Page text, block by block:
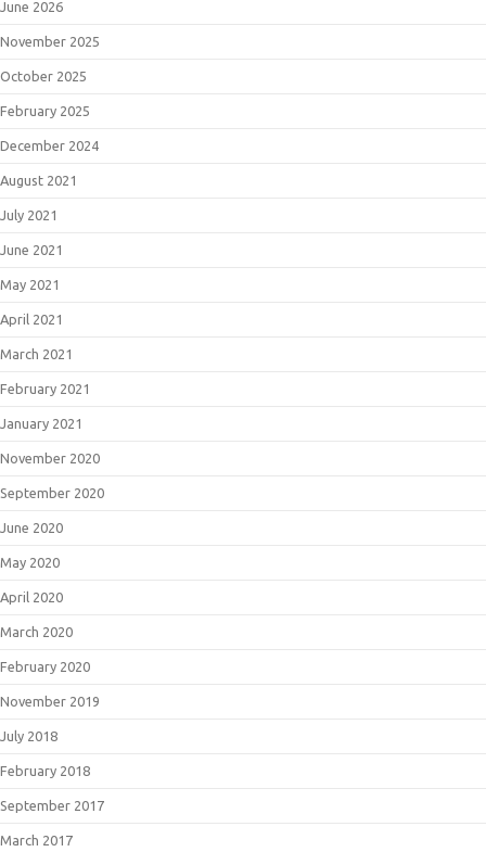
June 2026
November 2025
October 2025
February 2025
December 2024
August 2021
July 2021
June 2021
May 2021
April 2021
March 2021
February 2021
January 2021
November 2020
September 2020
June 2020
May 2020
April 2020
March 2020
February 2020
November 2019
July 2018
February 2018
September 2017
March 2017